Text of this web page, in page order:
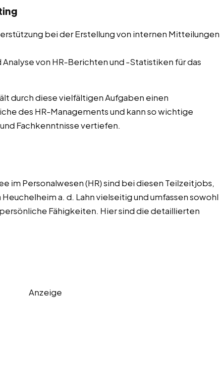
bei der Erstellung von internen Mitteilungen
Analyse von HR-Berichten und -Statistiken für das
durch diese vielfältigen Aufgaben einen
des HR-Managements und kann so wichtige
Fachkenntnisse vertiefen.
im Personalwesen (HR) sind bei diesen Teilzeitjobs,
a. d. Lahn vielseitig und umfassen sowohl
Fähigkeiten. Hier sind die detaillierten
Anzeige